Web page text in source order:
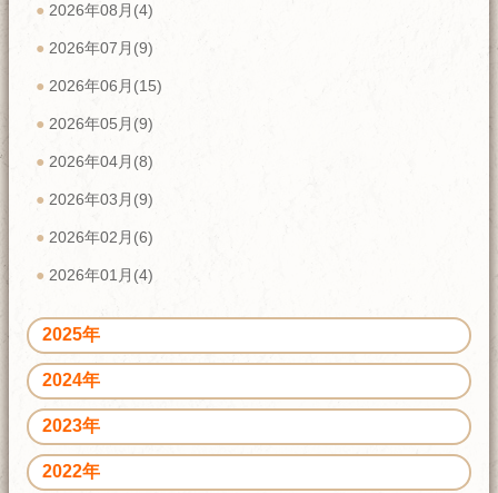
2026年08月(4)
2026年07月(9)
2026年06月(15)
2026年05月(9)
2026年04月(8)
2026年03月(9)
2026年02月(6)
2026年01月(4)
2025年
2024年
2023年
2022年